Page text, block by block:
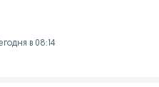
в 08:14